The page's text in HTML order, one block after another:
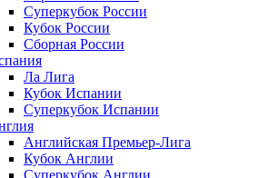
Суперкубок России
Кубок России
Сборная России
Ла Лига
Кубок Испании
Суперкубок Испании
Английская Премьер-Лига
Кубок Англии
Суперкубок Англии